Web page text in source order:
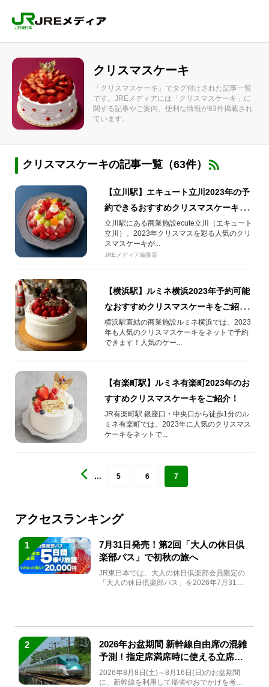
クリスマスケーキ
「クリスマスケーキ」でタグ付けされた記事一覧
です。JREメディアには「クリスマスケーキ」に
関する記事やご案内、便利な情報が63件掲載され
ています。
クリスマスケーキの記事一覧（63件）
【立川駅】エキュート立川2023年の予
約できるおすすめクリスマスケーキを
ご紹介！
立川駅にある商業施設ecute立川（エキュート
立川）。2023年クリスマスを彩る人気のクリ
スマスケーキが...
JREメディア編集部
【横浜駅】ルミネ横浜2023年予約可能
なおすすめクリスマスケーキをご紹
介！
横浜駅直結の商業施設ルミネ横浜では、2023
年も人気のクリスマスケーキをネットで予約
できます！人気のケー...
【有楽町駅】ルミネ有楽町2023年のお
すすめクリスマスケーキをご紹介！
JR有楽町駅 銀座口・中央口から徒歩1分のル
ミネ有楽町では、2023年に人気のクリスマス
ケーキをネットで...
… 5 6 7
アクセスランキング
1
7月31日発売！第2回「大人の休日倶
楽部パス」で初秋の旅へ
JR東日本では、大人の休日倶楽部会員限定の
「大人の休日倶楽部パス」を2026年7月31日
2
2026年お盆期間 新幹線自由席の混雑
予測！指定席満席時に使える立席特
急券も解説
2026年8月8日(土)～8月16日(日)のお盆期間
に、新幹線を利用して帰省やおでかけを考え